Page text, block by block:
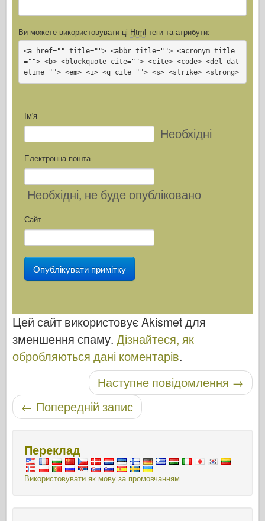
Ви можете використовувати ці Html теги та атрибути:
<a href="" title=""> <abbr title=""> <acronym title
=""> <b> <blockquote cite=""> <cite> <code> <del dat
etime=""> <em> <i> <q cite=""> <s> <strike> <strong>
Ім'я
Необхідні
Електронна пошта
Необхідні, не буде опубліковано
Сайт
Цей сайт використовує Akismet для
зменшення спаму. Дізнайтеся, як
обробляються дані коментарів.
Навігація по постуНаступне повідомлення →
← Попередній запис
Переклад
Використовувати як мову за промовчанням